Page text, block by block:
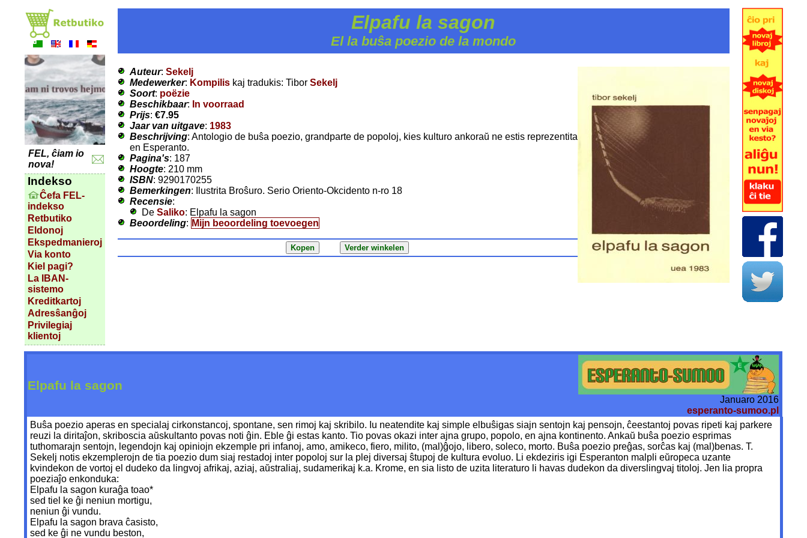
FEL, ĉiam io
nova!
Indekso
Ĉefa FEL-
indekso
Retbutiko
Eldonoj
Ekspedmanieroj
Via konto
Kiel pagi?
La IBAN-
sistemo
Kreditkartoj
Adresŝanĝoj
Privilegiaj
klientoj
Elpafu la sagon
El la buŝa poezio de la mondo
Auteur: Sekelj
Medewerker: Kompiliskaj tradukis: Tibor Sekelj
Soort: poëzie
Beschikbaar: In voorraad
Prijs: €7.95
Jaar van uitgave: 1983
Beschrijving: Antologio de buŝa poezio, grandparte de popoloj, kies kulturo ankoraŭ ne estis reprezentita
en Esperanto.
Pagina's: 187
Hoogte: 210 mm
ISBN: 9290170255
Bemerkingen: Ilustrita Broŝuro. Serio Oriento-Okcidento n-ro 18
Recensie:
De Saliko: Elpafu la sagon
Beoordeling: Mijn beoordeling toevoegen
Elpafu la sagon
Januaro 2016
esperanto-sumoo.pl
Buŝa poezio aperas en specialaj cirkonstancoj, spontane, sen rimoj kaj skribilo. Iu neatendite kaj simple elbuŝigas siajn sentojn kaj pensojn, ĉeestantoj povas ripeti kaj parkere
reuzi la diritaĵon, skriboscia aŭskultanto povas noti ĝin. Eble ĝi estas kanto. Tio povas okazi inter ajna grupo, popolo, en ajna kontinento. Ankaŭ buŝa poezio esprimas
tuthomarajn sentojn, legendojn kaj opiniojn ekzemple pri infanoj, amo, amikeco, fiero, milito, (mal)ĝojo, libero, soleco, morto. Buŝa poezio preĝas, sorĉas kaj (mal)benas. T.
Sekelj notis ekzemplerojn de tia poezio dum siaj restadoj inter popoloj sur la plej diversaj ŝtupoj de kultura evoluo. Li ekdeziris igi Esperanton malpli eŭropeca uzante
kvindekon de vortoj el dudeko da lingvoj afrikaj, aziaj, aŭstraliaj, sudamerikaj k.a. Krome, en sia listo de uzita literaturo li havas dudekon da diverslingvaj titoloj. Jen lia propra
poeziaĵo enkonduka:
Elpafu la sagon kuraĝa toao*
sed tiel ke ĝi neniun mortigu,
neniun ĝi vundu.
Elpafu la sagon brava ĉasisto,
sed ke ĝi ne vundu beston,